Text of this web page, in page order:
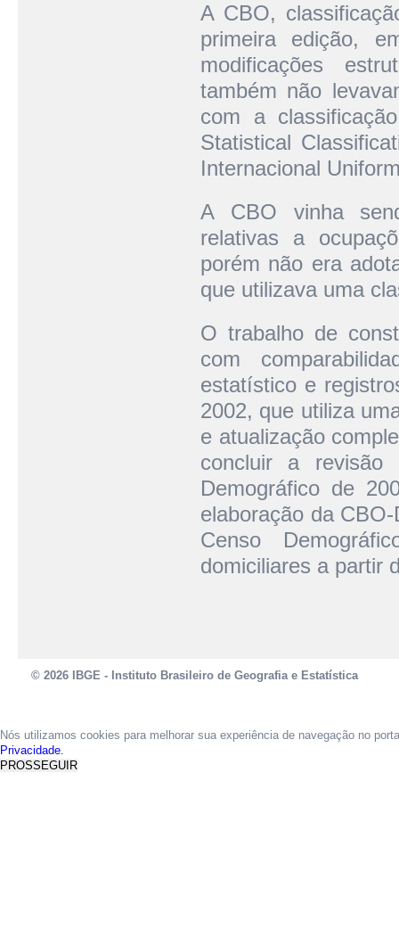
A CBO,
primeira edição,
modificações
também não
com a
Statistical
Internacional
A CBO vinha
relativas a
porém não era
que utilizava uma
O trabalho de
com
estatístico e
2002, que utiliza
e atualização
concluir a
Demográfico de
elaboração da
Censo
domiciliares a partir
© 2026 IBGE - Instituto Brasileiro de Geografia e Estatística
Nós utilizamos cookies para melhorar sua experiência de navegação no
Privacidade.
PROSSEGUIR